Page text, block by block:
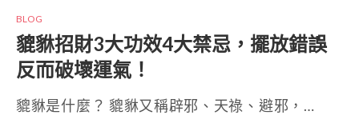
BLOG
貔貅招財3大功效4大禁忌，擺放錯誤
反而破壞運氣！
貔貅是什麼？ 貔貅又稱辟邪、天祿、避邪，…